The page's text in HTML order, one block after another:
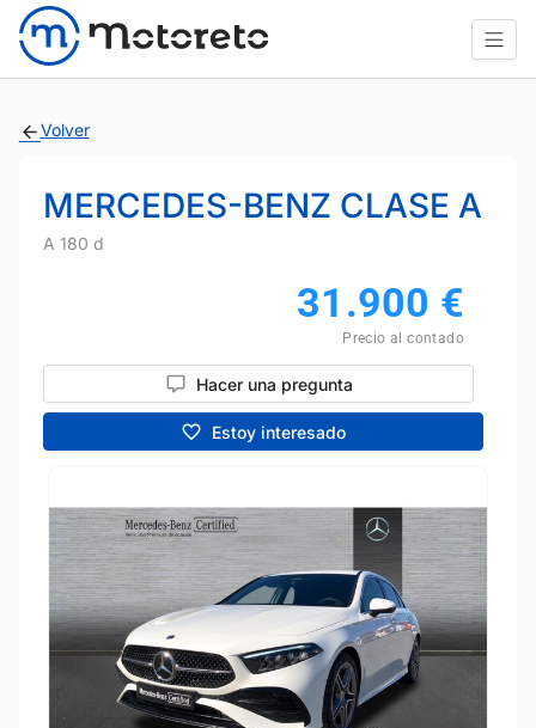
Volver
MERCEDES-BENZ CLASE A
A 180 d
31.900 €
Precio al contado
Hacer una pregunta
Estoy interesado